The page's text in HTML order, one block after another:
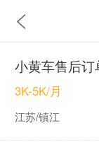
小黄车售后订
3K-5K/月
江苏/镇江